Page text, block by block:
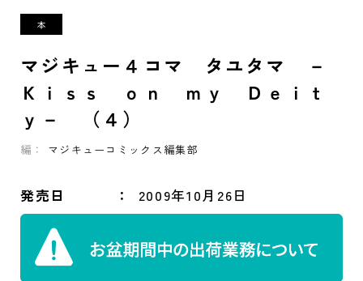
マジキュー４コマ タユタマ －
Ｋｉｓｓ ｏｎ ｍｙ Ｄｅｉｔ
ｙ－ （４）
編： マジキューコミックス編集部
発売日 2009年10月26日